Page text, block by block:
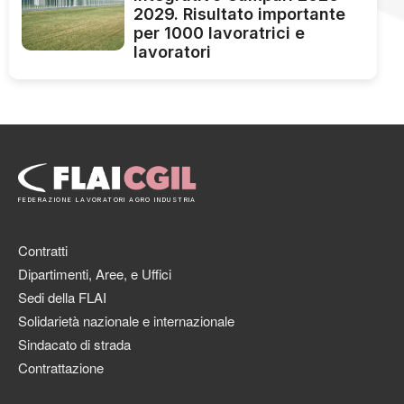
2029. Risultato importante
per 1000 lavoratrici e
lavoratori
FEDERAZIONE LAVORATORI AGRO INDUSTRIA
Contratti
Dipartimenti, Aree, e Uffici
Sedi della FLAI
Solidarietà nazionale e internazionale
Sindacato di strada
Contrattazione